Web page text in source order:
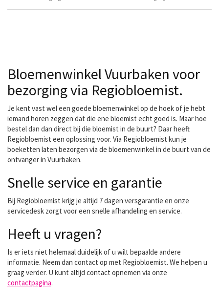
Bloemenwinkel Vuurbaken voor
bezorging via Regiobloemist.
Je kent vast wel een goede bloemenwinkel op de hoek of je hebt
iemand horen zeggen dat die ene bloemist echt goed is. Maar hoe
bestel dan dan direct bij die bloemist in de buurt? Daar heeft
Regiobloemist een oplossing voor. Via Regiobloemist kun je
boeketten laten bezorgen via de bloemenwinkel in de buurt van de
ontvanger in Vuurbaken.
Snelle service en garantie
Bij Regiobloemist krijg je altijd 7 dagen versgarantie en onze
servicedesk zorgt voor een snelle afhandeling en service.
Heeft u vragen?
Is er iets niet helemaal duidelijk of u wilt bepaalde andere
informatie. Neem dan contact op met Regiobloemist. We helpen u
graag verder. U kunt altijd contact opnemen via onze
contactpagina.